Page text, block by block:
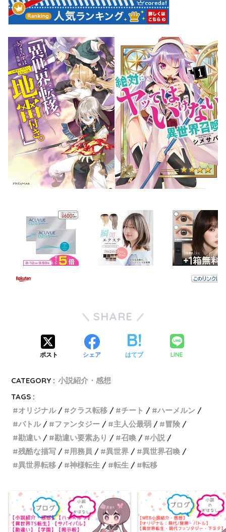
SHARE
ポスト シェア はてブ LINE
CATEGORY : 小説紹介・感想
TAGS :
オリジナル
クラス転移 チート
ハーメルン
バトル
ファンタジー 主人公最弱
冒険
勘違い
勘違い要素あり 召喚
小説
残酷な描写
用務員 異世界
異世界召喚
異世界転移
神様転生 転生 転移